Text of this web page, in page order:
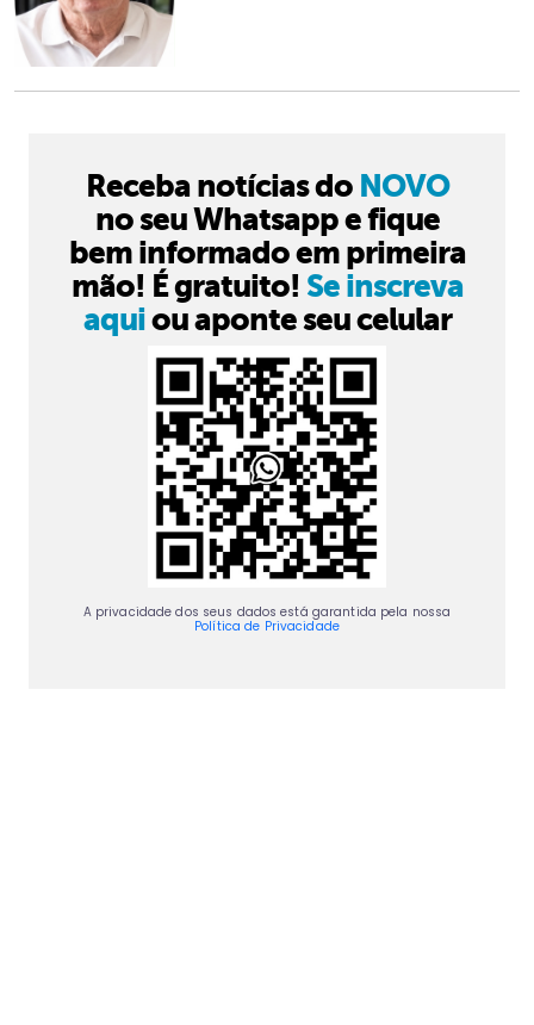
Receba notícias do NOVO
no seu Whatsapp e fique
bem informado em primeira
mão! É gratuito! Se inscreva
aquiou aponte seu celular
A privacidade dos seus dados está garantida pela nossa
Política de Privacidade